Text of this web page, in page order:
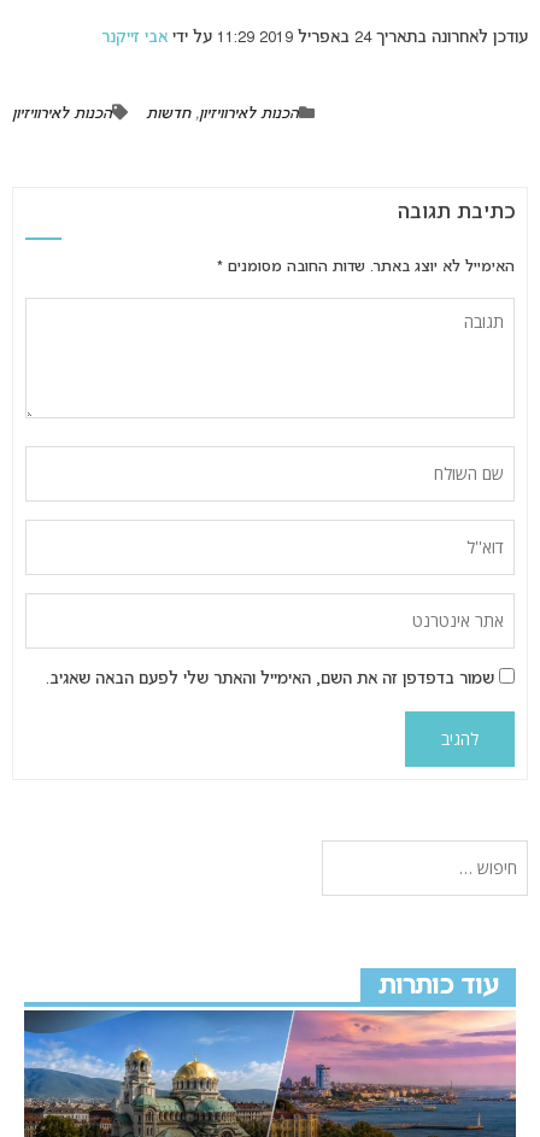
עודכן לאחרונה בתאריך 24 באפריל 2019 11:29 על ידי אבי זייקנר
הכנות לאירוויזיון,חדשות הכנות לאירוויזיון
כתיבת תגובה
האימייל לא יוצג באתר. שדות החובה מסומנים *
שמור בדפדפן זה את השם, האימייל והאתר שלי לפעם הבאה שאגיב.
עוד כותרות